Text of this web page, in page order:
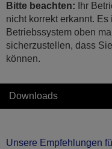
Bitte beachten: Ihr
nicht korrekt erkannt.
Betriebssystem oben
sicherzustellen, dass
können.
Downloads
Unsere Empfehlungen